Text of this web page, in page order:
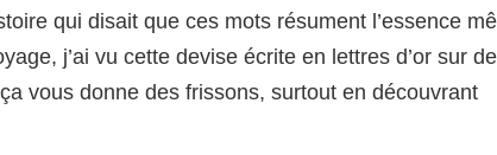
qui disait que ces mots résument l’essence
j’ai vu cette devise écrite en lettres d’or sur de
vous donne des frissons, surtout en découvrant